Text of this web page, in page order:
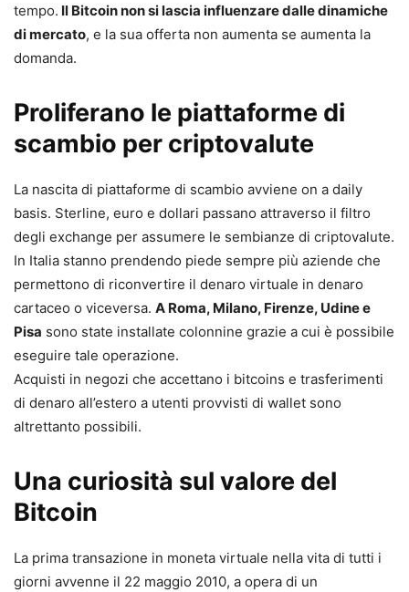
tempo. Il Bitcoin non si lascia influenzare dalle dinamiche
di mercato, e la sua offerta non aumenta se aumenta la
domanda.
Proliferano le piattaforme di
scambio per criptovalute
La nascita di piattaforme di scambio avviene on a daily
basis. Sterline, euro e dollari passano attraverso il filtro
degli exchange per assumere le sembianze di criptovalute.
In Italia stanno prendendo piede sempre più aziende che
permettono di riconvertire il denaro virtuale in denaro
cartaceo o viceversa. A Roma, Milano, Firenze, Udine e
Pisa sono state installate colonnine grazie a cui è possibile
eseguire tale operazione.
Acquisti in negozi che accettano i bitcoins e trasferimenti
di denaro all’estero a utenti provvisti di wallet sono
altrettanto possibili.
Una curiosità sul valore del
Bitcoin
La prima transazione in moneta virtuale nella vita di tutti i
giorni avvenne il 22 maggio 2010, a opera di un